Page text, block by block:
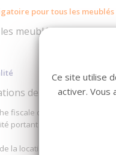
pour tous les
meublés de
de longue durée
fiscale dont bénéficient les
portant sur les résidences
la location de passoires
Ce site utilise
activer. Vous